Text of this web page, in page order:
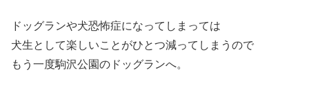
ドッグランや犬恐怖症になってしまっては
犬生として楽しいことがひとつ減ってしまうので
もう一度駒沢公園のドッグランへ。